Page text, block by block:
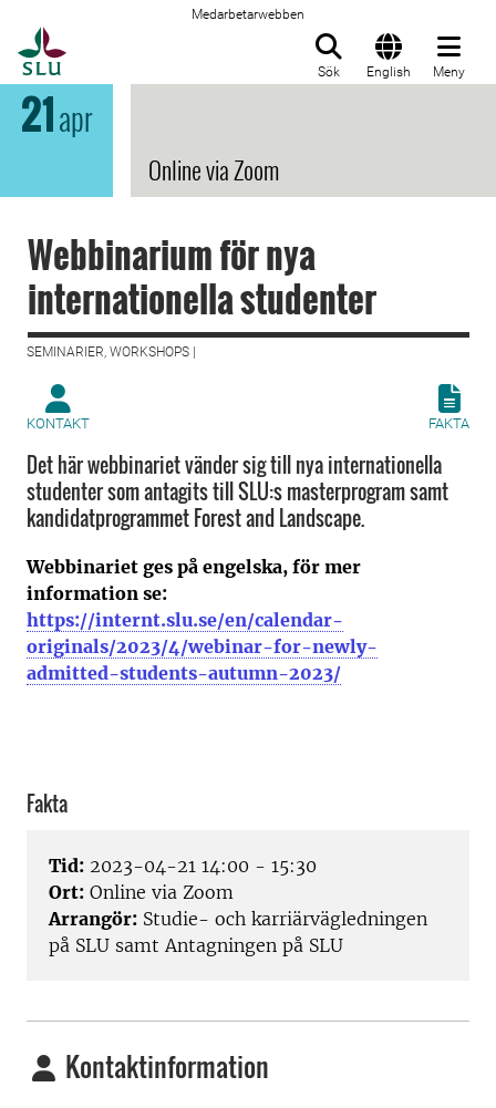
Medarbetarwebben
Sök English Meny
21apr
Online via Zoom
Webbinarium för nya
internationella studenter
SEMINARIER, WORKSHOPS |
KONTAKT FAKTA
Det här webbinariet vänder sig till nya internationella
studenter som antagits till SLU:s masterprogram samt
kandidatprogrammet Forest and Landscape.
Webbinariet ges på engelska, för mer
information se:
https://internt.slu.se/en/calendar-
originals/2023/4/webinar-for-newly-
admitted-students-autumn-2023/
Fakta
Tid: 2023-04-21 14:00 - 15:30
Ort: Online via Zoom
Arrangör: Studie- och karriärvägledningen
på SLU samt Antagningen på SLU
Kontaktinformation